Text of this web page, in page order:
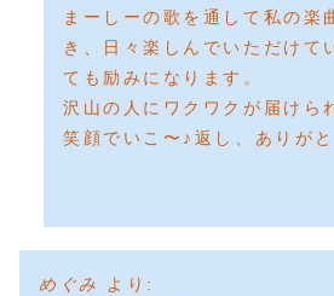
まーしーの歌を通して私の楽
き、日々楽しんでいただけて
ても励みになります。
沢山の人にワクワクが届けら
笑顔でいこ〜♪返し、ありが
めぐみ より: